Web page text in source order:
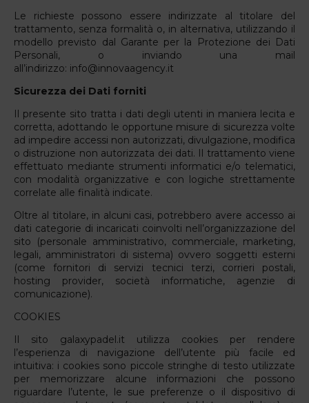
Le richieste possono essere indirizzate al titolare del
trattamento, senza formalità o, in alternativa, utilizzando il
modello previsto dal Garante per la Protezione dei Dati
Personali, o inviando una mail
all’indirizzo: info@innovaagency.it
Sicurezza dei Dati forniti
Il presente sito tratta i dati degli utenti in maniera lecita e
corretta, adottando le opportune misure di sicurezza volte
ad impedire accessi non autorizzati, divulgazione, modifica
o distruzione non autorizzata dei dati. Il trattamento viene
effettuato mediante strumenti informatici e/o telematici,
con modalità organizzative e con logiche strettamente
correlate alle finalità indicate.
Oltre al titolare, in alcuni casi, potrebbero avere accesso ai
dati categorie di incaricati coinvolti nell’organizzazione del
sito (personale amministrativo, commerciale, marketing,
legali, amministratori di sistema) ovvero soggetti esterni
(come fornitori di servizi tecnici terzi, corrieri postali,
hosting provider, società informatiche, agenzie di
comunicazione).
COOKIES
Il sito galaxypadel.it utilizza cookies per rendere
l’esperienza di navigazione dell’utente più facile ed
intuitiva: i cookies sono piccole stringhe di testo utilizzate
per memorizzare alcune informazioni che possono
riguardare l’utente, le sue preferenze o il dispositivo di